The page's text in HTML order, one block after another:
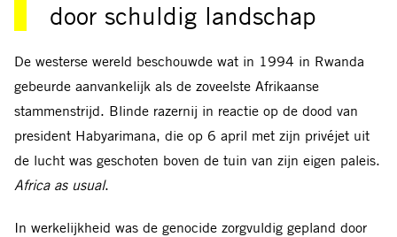
door schuldig landschap
De westerse wereld beschouwde wat in 1994 in Rwanda
gebeurde aanvankelijk als de zoveelste Afrikaanse
stammenstrijd. Blinde razernij in reactie op de dood van
president Habyarimana, die op 6 april met zijn privéjet uit
de lucht was geschoten boven de tuin van zijn eigen paleis.
Africa as usual.
In werkelijkheid was de genocide zorgvuldig gepland door